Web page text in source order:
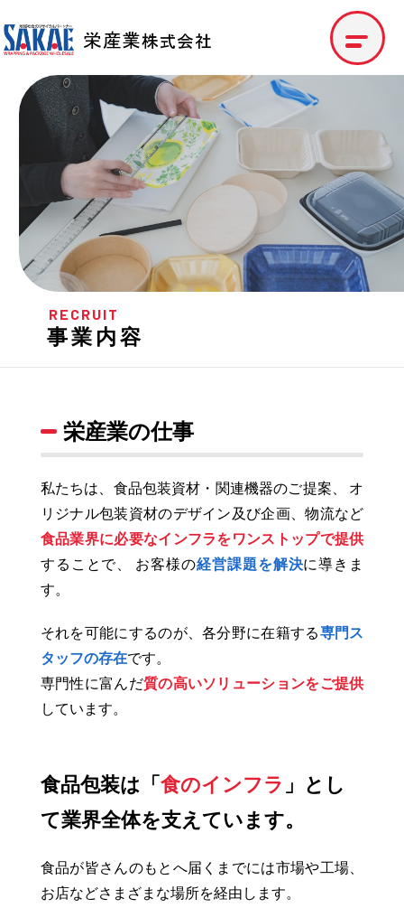
RECRUIT
事業内容
栄産業の仕事
私たちは、食品包装資材・関連機器のご提案、
オ
リジナル包装資材のデザイン及び企画、物流など
食品業界に必要なインフラをワンストップで提供
することで、
お客様の経営課題を解決に導きま
す。
それを可能にするのが、各分野に在籍する専門ス
タッフの存在です。
専門性に富んだ質の高いソリューションをご提供
しています。
食品包装は「食のインフラ 」とし
て業界全体を支えています。
食品が皆さんのもとへ届くまでには市場や工場、
お店などさまざまな場所を経由します。